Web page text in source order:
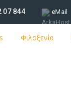
07 844 eMail
Φιλοξενία